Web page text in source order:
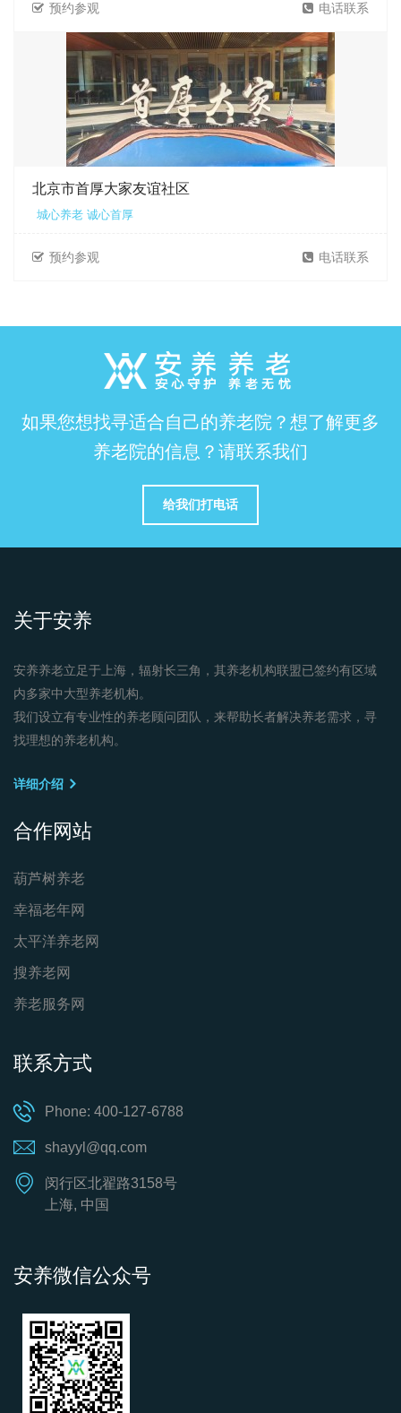
预约参观 电话联系
北京市首厚大家友谊社区
城心养老 诚心首厚
预约参观 电话联系
如果您想找寻适合自己的养老院？想了解更多
养老院的信息？请联系我们
给我们打电话
关于安养
安养养老立足于上海，辐射长三角，其养老机构联盟已签约有区域
内多家中大型养老机构。
我们设立有专业性的养老顾问团队，来帮助长者解决养老需求，寻
找理想的养老机构。
详细介绍
合作网站
葫芦树养老
幸福老年网
太平洋养老网
搜养老网
养老服务网
联系方式
Phone: 400-127-6788
shayyl@qq.com
闵行区北翟路3158号
上海, 中国
安养微信公众号